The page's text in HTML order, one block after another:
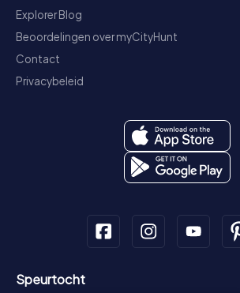
Explorer Blog
Beoordelingen over myCityHunt
Contact
Privacybeleid
Speurtocht